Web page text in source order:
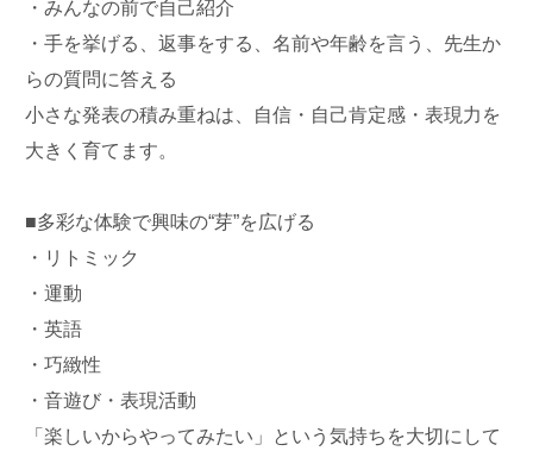
・みんなの前で自己紹介
・手を挙げる、返事をする、名前や年齢を言う、先生か
らの質問に答える
小さな発表の積み重ねは、自信・自己肯定感・表現力を
大きく育てます。
■多彩な体験で興味の“芽”を広げる
・リトミック
・運動
・英語
・巧緻性
・音遊び・表現活動
「楽しいからやってみたい」という気持ちを大切にして